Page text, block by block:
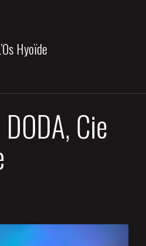
Hyoïde
Cie